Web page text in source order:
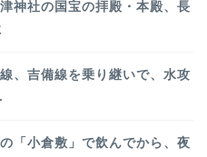
神社の国宝の拝殿・本殿、長
、吉備線を乗り継いで、水攻
「小倉敷」で飲んでから、夜